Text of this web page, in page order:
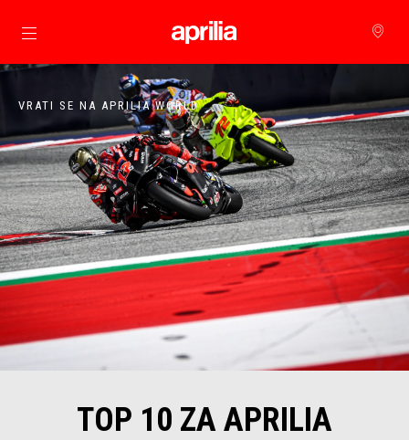
Idi na glavni izbornik
VRATI SE NA APRILIA WORLD
TOP 10 ZA APRILIA